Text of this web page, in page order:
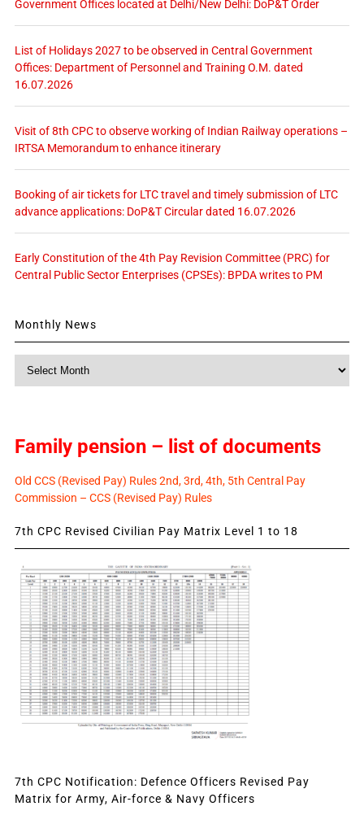
Government Offices located at Delhi/New Delhi: DoP&T Order
List of Holidays 2027 to be observed in Central Government
Offices: Department of Personnel and Training O.M. dated
16.07.2026
Visit of 8th CPC to observe working of Indian Railway operations –
IRTSA Memorandum to enhance itinerary
Booking of air tickets for LTC travel and timely submission of LTC
advance applications: DoP&T Circular dated 16.07.2026
Early Constitution of the 4th Pay Revision Committee (PRC) for
Central Public Sector Enterprises (CPSEs): BPDA writes to PM
Monthly News
Monthly
Family pension – list of documents
Old CCS (Revised Pay) Rules 2nd, 3rd, 4th, 5th Central Pay
Commission – CCS (Revised Pay) Rules
7th CPC Revised Civilian Pay Matrix Level 1 to 18
7th CPC Notification: Defence Officers Revised Pay
Matrix for Army, Air-force & Navy Officers